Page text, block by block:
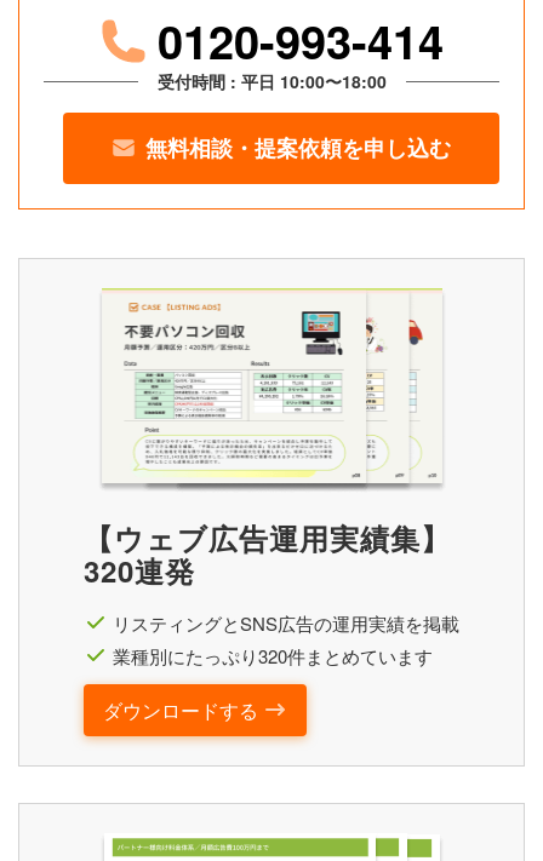
0120-993-414
受付時間 : 平日 10:00〜18:00
無料相談・提案依頼を申し込む
【ウェブ広告運用実績集】
320連発
リスティングとSNS広告の運用実績を掲載
業種別にたっぷり320件まとめています
ダウンロードする